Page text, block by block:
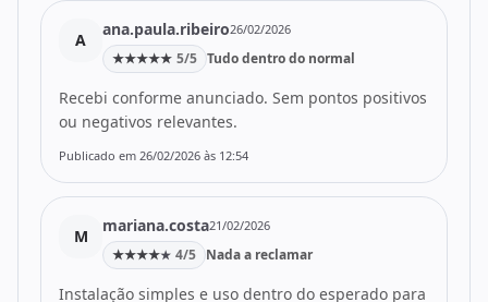
A
ana.paula.ribeiro26/02/2026
★★★★★ 5/5 Tudo dentro do normal
Recebi conforme anunciado. Sem pontos positivos
ou negativos relevantes.
Publicado em 26/02/2026 às 12:54
M
mariana.costa21/02/2026
★★★★★ 4/5 Nada a reclamar
Instalação simples e uso dentro do esperado para